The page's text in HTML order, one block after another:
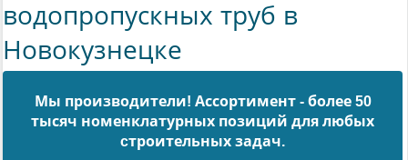
водопропускных труб в
Новокузнецке
Мы производители! Ассортимент - более 50
тысяч номенклатурных позиций для любых
cтроительных задач.